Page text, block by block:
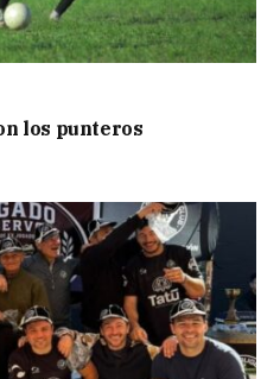
los punteros